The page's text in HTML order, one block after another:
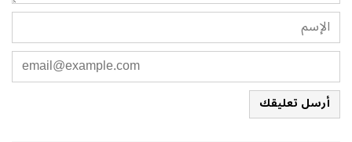
أرسل تعليقك